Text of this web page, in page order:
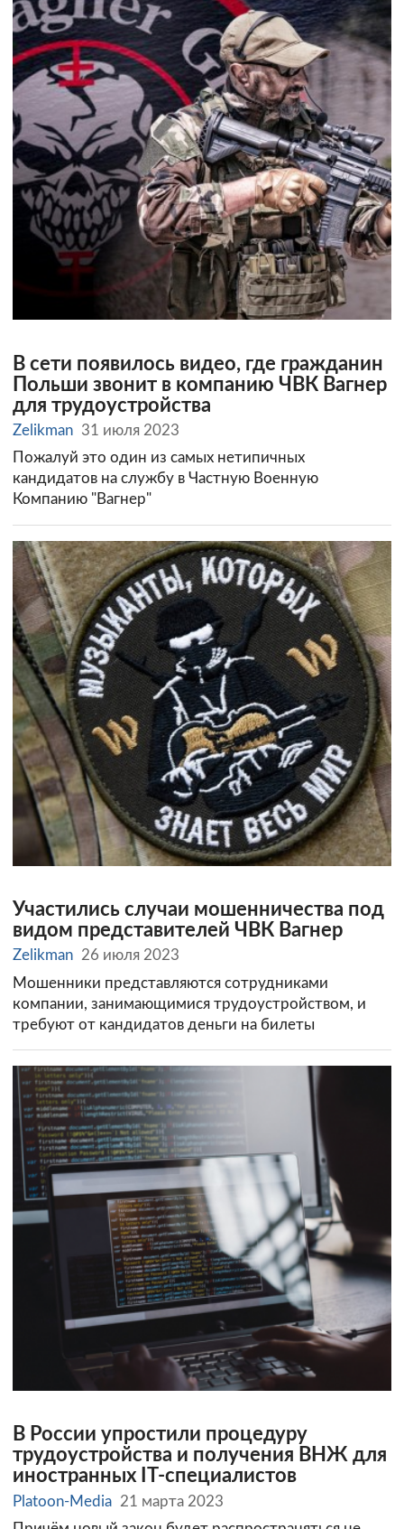
В сети появилось видео, где гражданин
Польши звонит в компанию ЧВК Вагнер
для трудоустройства
Zelikman 31 июля 2023
Пожалуй это один из самых нетипичных
кандидатов на службу в Частную Военную
Компанию "Вагнер"
Участились случаи мошенничества под
видом представителей ЧВК Вагнер
Zelikman 26 июля 2023
Мошенники представляются сотрудниками
компании, занимающимися трудоустройством, и
требуют от кандидатов деньги на билеты
В России упростили процедуру
трудоустройства и получения ВНЖ для
иностранных IT-специалистов
Platoon-Media 21 марта 2023